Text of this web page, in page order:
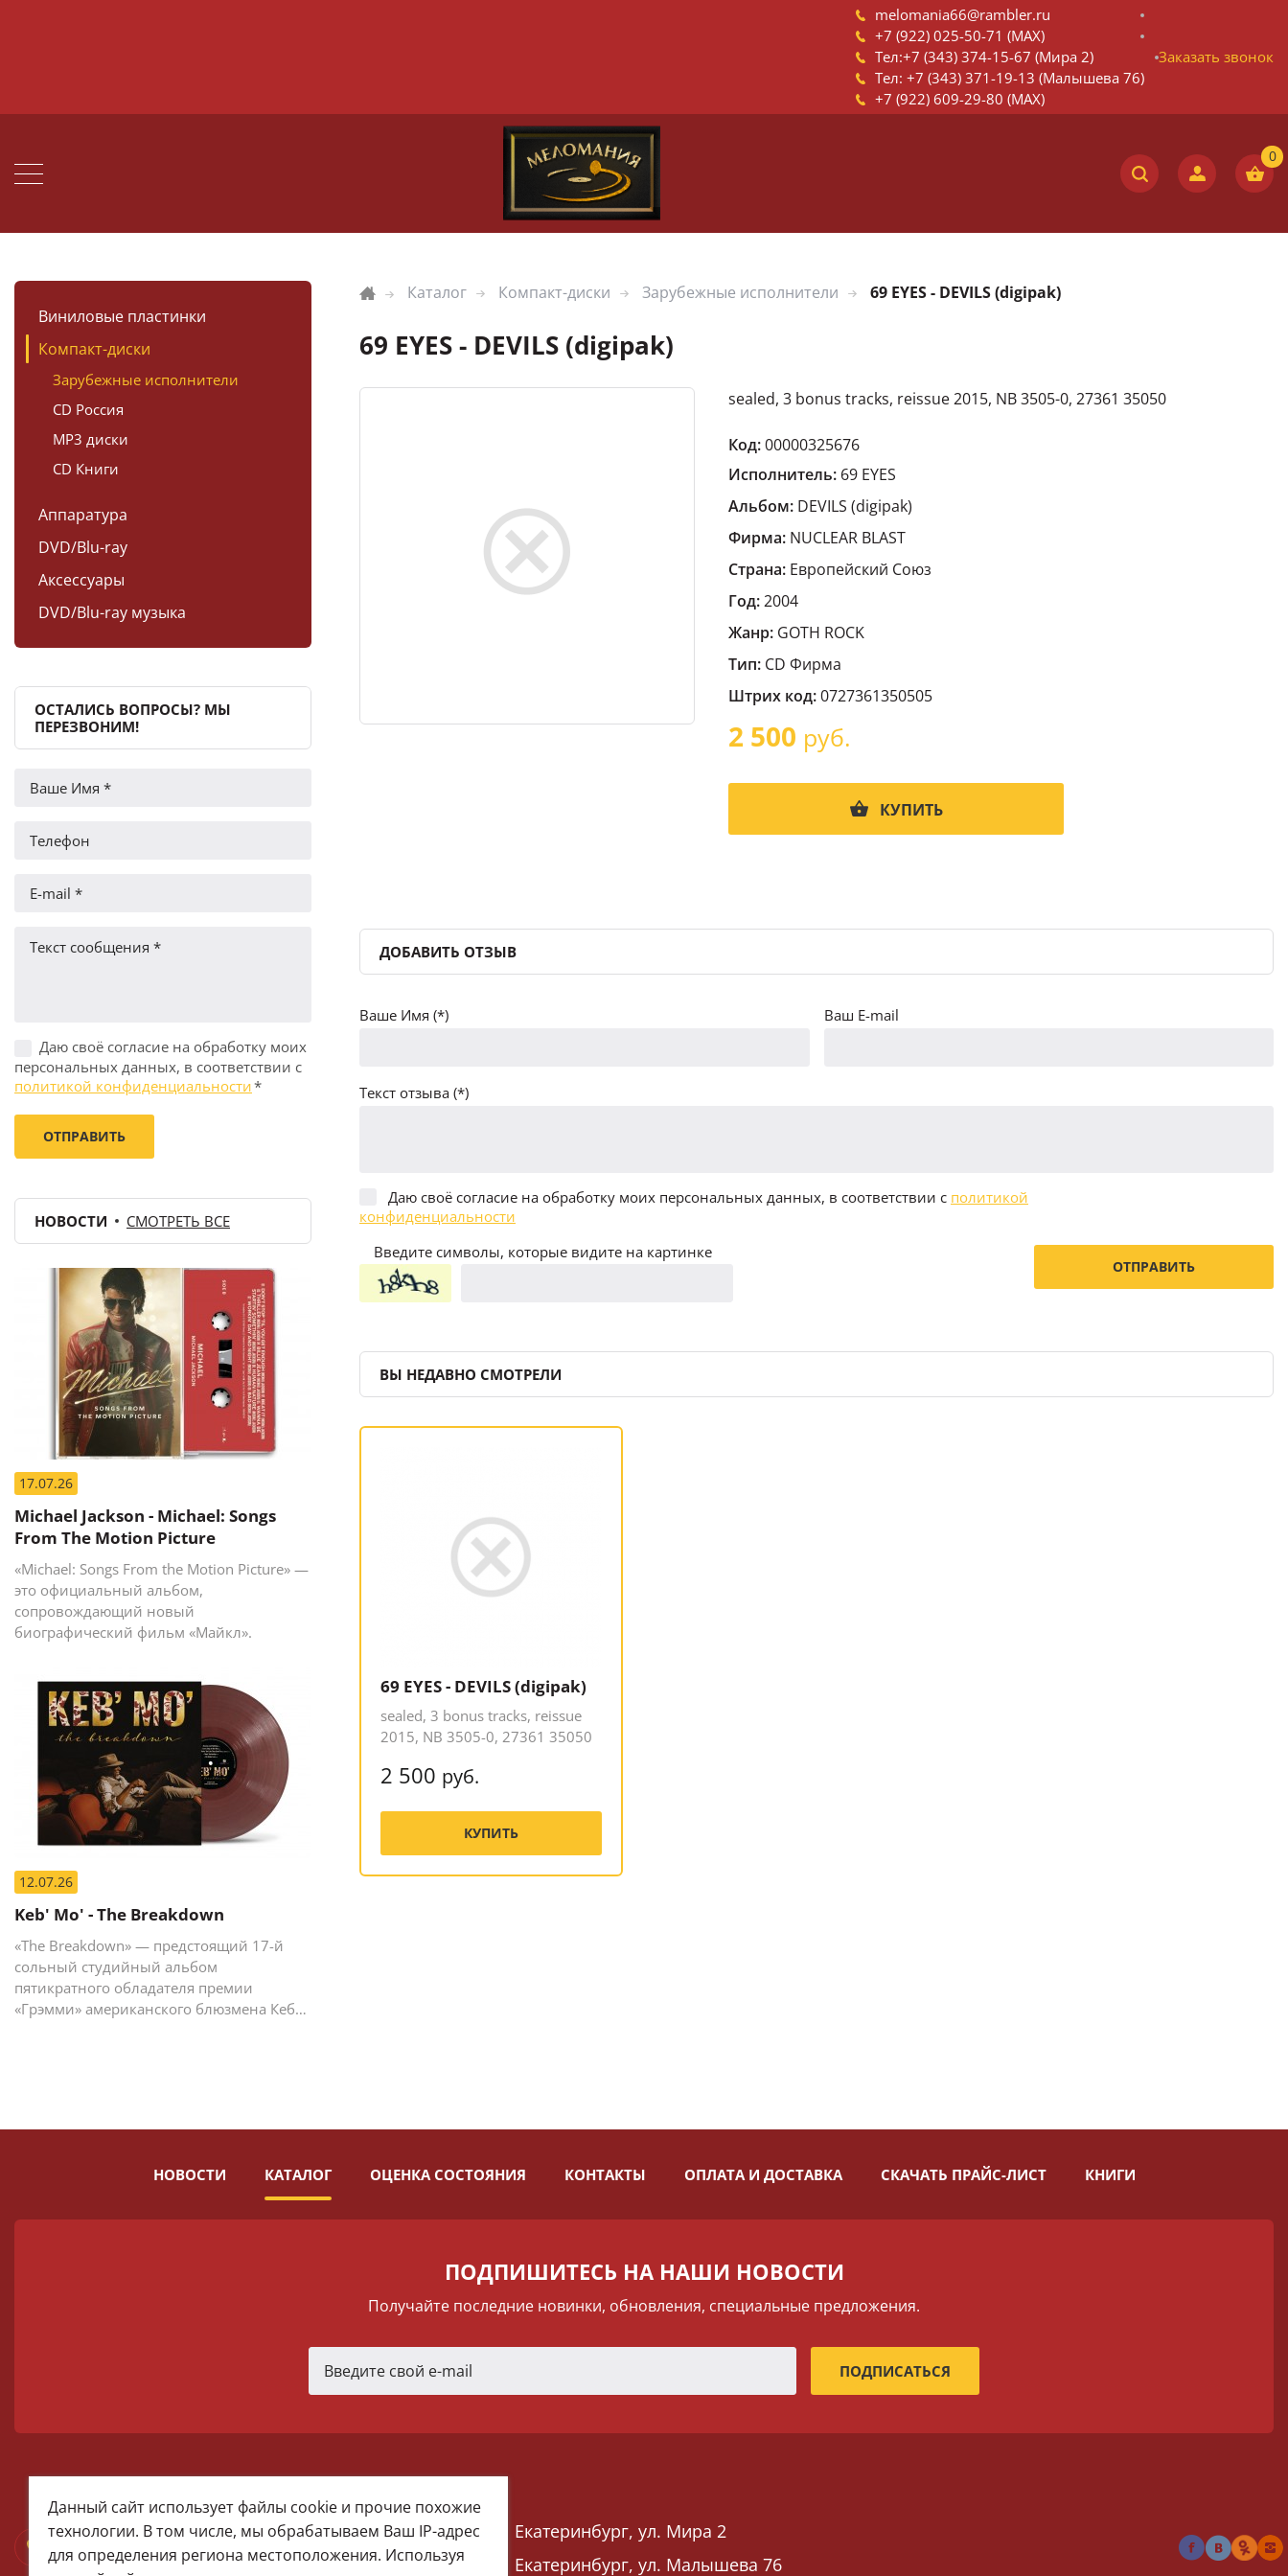
melomania66@rambler.ru
+7 (922) 025-50-71 (MAX)
Тел:+7 (343) 374-15-67 (Мира 2)
Тел: +7 (343) 371-19-13 (Малышева 76)
+7 (922) 609-29-80 (MAX)
Заказать звонок
Виниловые пластинки
Компакт-диски
Зарубежные исполнители
CD Россия
MP3 диски
CD Книги
Аппаратура
DVD/Blu-ray
Аксессуары
DVD/Blu-ray музыка
ОСТАЛИСЬ ВОПРОСЫ? МЫ
ПЕРЕЗВОНИМ!
Даю своё согласие на обработку моих
персональных данных, в соответствии с
политикой конфиденциальности*
НОВОСТИ СМОТРЕТЬ ВСЕ
17.07.26
Michael Jackson - Michael: Songs
From The Motion Picture
«Michael: Songs From the Motion Picture» —
это официальный альбом,
сопровождающий новый
биографический фильм «Майкл».
12.07.26
Keb' Mo' - The Breakdown
«The Breakdown» — предстоящий 17-й
сольный студийный альбом
пятикратного обладателя премии
«Грэмми» американского блюзмена Кеба
Каталог Компакт-диски Зарубежные исполнители 69 EYES - DEVILS (digipak)
69 EYES - DEVILS (digipak)
sealed, 3 bonus tracks, reissue 2015, NB 3505-0, 27361 35050
Код:00000325676
Исполнитель: 69 EYES
Альбом: DEVILS (digipak)
Фирма: NUCLEAR BLAST
Страна: Европейский Cоюз
Год:2004
Жанр: GOTH ROCK
Тип: CD Фирма
Штрих код:0727361350505
2 500 руб.
КУПИТЬ
ДОБАВИТЬ ОТЗЫВ
Ваше Имя (*) Ваш E-mail
Текст отзыва (*)
Даю своё согласие на обработку моих персональных данных, в соответствии с политикой
конфиденциальности
Введите символы, которые видите на картинке
ВЫ НЕДАВНО СМОТРЕЛИ
69 EYES - DEVILS (digipak)
sealed, 3 bonus tracks, reissue
2015, NB 3505-0, 27361 35050
2 500 руб.
КУПИТЬ
НОВОСТИ КАТАЛОГ ОЦЕНКА СОСТОЯНИЯ КОНТАКТЫ ОПЛАТА И ДОСТАВКА СКАЧАТЬ ПРАЙС-ЛИСТ КНИГИ
ПОДПИШИТЕСЬ НА НАШИ НОВОСТИ
Получайте последние новинки, обновления, специальные предложения.
+7 (922) 025-50-71 (MAX)
Тел:+7 (343) 374-15-67 (Мира 2)
Екатеринбург, ул. Мира 2
Екатеринбург, ул. Малышева 76
Данный сайт использует файлы cookie и прочие похожие
технологии. В том числе, мы обрабатываем Ваш IP-адрес
для определения региона местоположения. Используя